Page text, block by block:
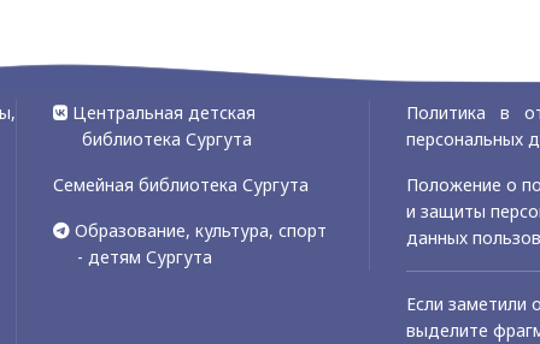
Центральная детская
библиотека Сургута
Семейная библиотека Сургута
Образование, культура, спорт
- детям Сургута
Политика в
персональных
Положение о
и защиты
данных
Если заметили
выделите